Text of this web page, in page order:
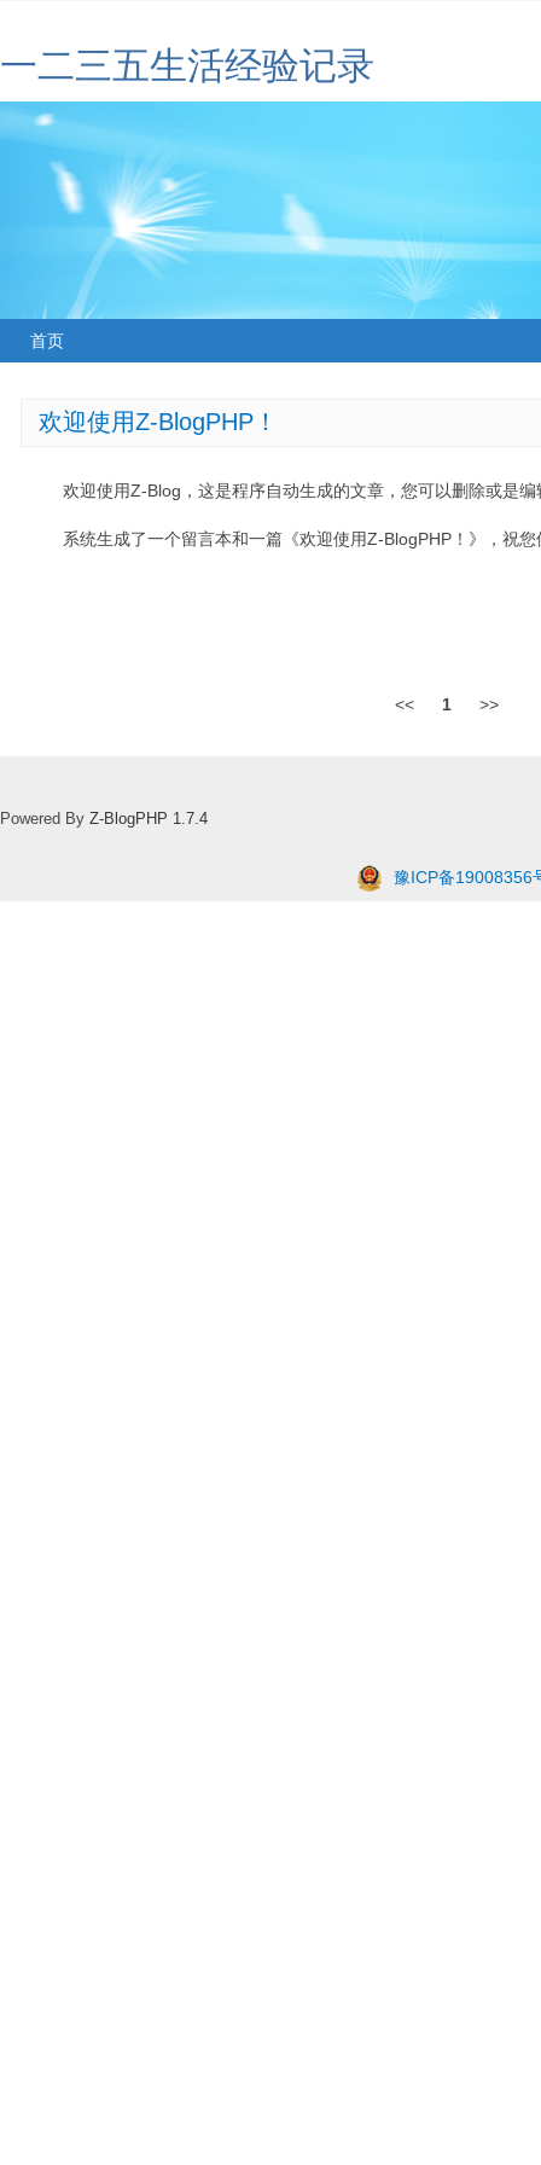
一二三五生活经验记录
首页
欢迎使用Z-BlogPHP！
欢迎使用Z-Blog，这是程序自动生成的文章，您可以删除或是编
系统生成了一个留言本和一篇《欢迎使用Z-BlogPHP！》，祝
<< 1 >>
Powered By Z-BlogPHP 1.7.4
豫ICP备19008356